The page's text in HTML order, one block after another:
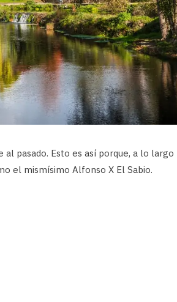
pasado. Esto es así porque, a lo largo
el mismísimo Alfonso X El Sabio.